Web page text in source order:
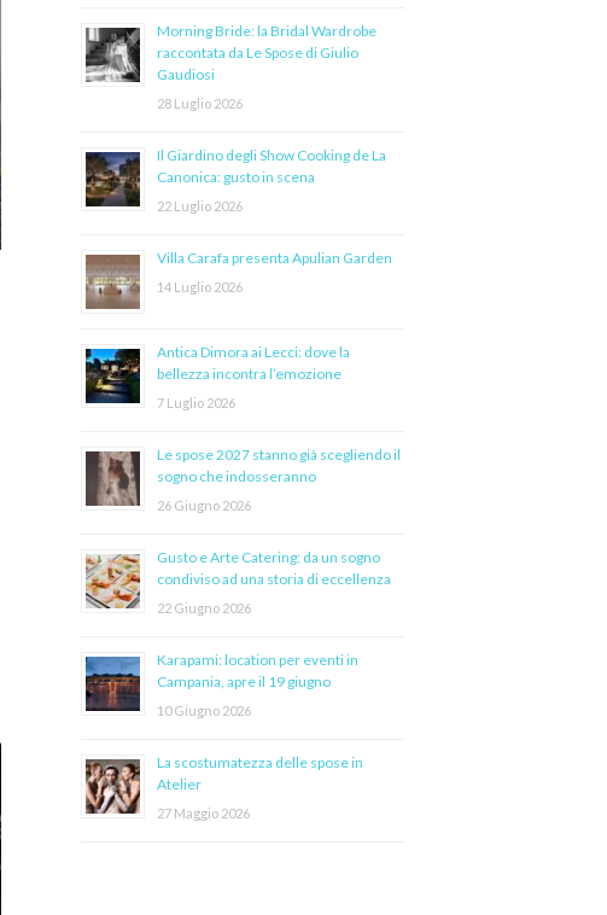
Morning Bride: la Bridal Wardrobe
raccontata da Le Spose di Giulio
Gaudiosi
28 Luglio 2026
Il Giardino degli Show Cooking de La
Canonica: gusto in scena
22 Luglio 2026
Villa Carafa presenta Apulian Garden
14 Luglio 2026
Antica Dimora ai Lecci: dove la
bellezza incontra l’emozione
7 Luglio 2026
Le spose 2027 stanno già scegliendo il
sogno che indosseranno
26 Giugno 2026
Gusto e Arte Catering: da un sogno
condiviso ad una storia di eccellenza
22 Giugno 2026
Karapami: location per eventi in
Campania, apre il 19 giugno
10 Giugno 2026
La scostumatezza delle spose in
Atelier
27 Maggio 2026